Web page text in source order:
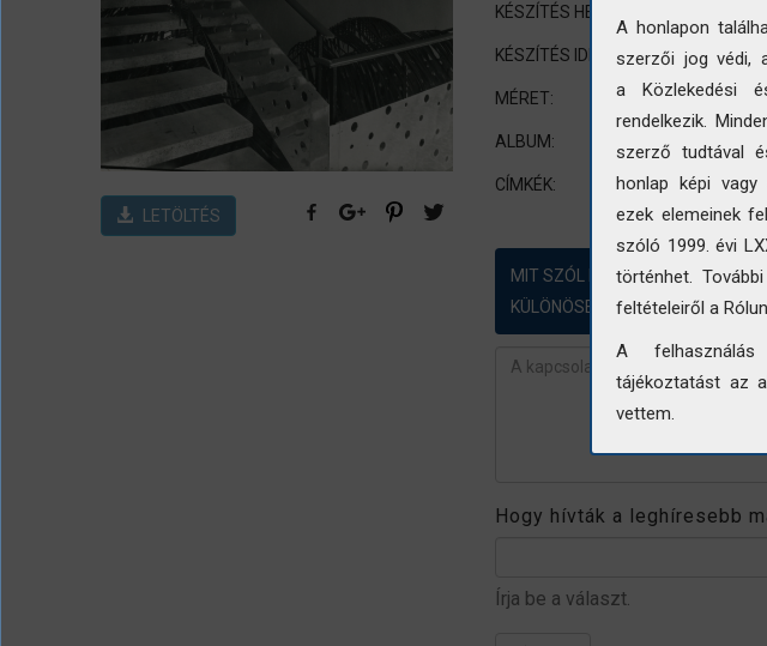
LETÖLTÉS
KÉSZÍTÉS HELYE:
KÉSZÍTÉS IDEJE: nincs adat
MÉRET:
ALBUM:
CÍMKÉK: lépcső
MIT SZÓL HOZZÁ?! ÖRÖMMEL
KÜLÖNÖSEN AZOKBAN AZ
Hogy hívták a leghíresebb
Írja be a választ.
A honlapon
szerzői jog védi,
a Közlekedési
rendelkezik.
szerző tudtával
honlap képi vagy
ezek elemeinek
szóló 1999. évi
történhet.
feltételeiről a
A
tájékoztatást az
vettem.